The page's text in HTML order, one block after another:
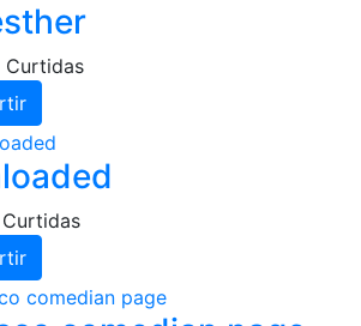
Curtidas
Curtidas